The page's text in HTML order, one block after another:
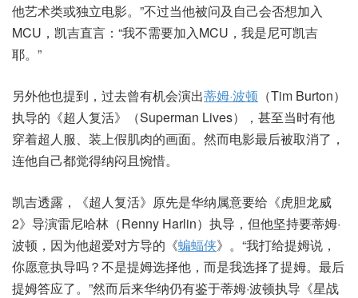
他艺术类或独立电影。”不过当他被问及自己会否想加入
MCU，凯吉直言：“我不需要加入MCU，我是尼可凯吉
耶。”
另外他也提到，过去曾有机会演出蒂姆·波顿 （Tim Burton）
执导的《超人复活》（Superman Lives），甚至当时有他
穿着超人服、装上假肌肉的画面。然而电影最后被取消了，
连他自己都觉得纳闷且惋惜。
凯吉透露，《超人复活》原先是华纳属意要给《虎胆龙威
2》导演雷尼哈林（Renny Harlin）执导，但他坚持要蒂姆·
波顿，因为他超爱对方导的《蝙蝠侠》。“我打给提姆说，
你愿意执导吗？不是提姆选择他，而是我选择了提姆。最后
提姆答应了。”然而后来华纳仍有鉴于蒂姆·波顿执导《星战